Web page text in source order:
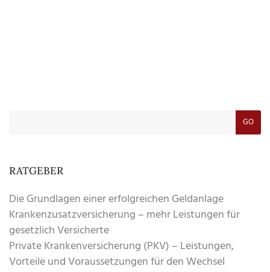
GO
RATGEBER
Die Grundlagen einer erfolgreichen Geldanlage
Krankenzusatzversicherung – mehr Leistungen für
gesetzlich Versicherte
Private Krankenversicherung (PKV) – Leistungen,
Vorteile und Voraussetzungen für den Wechsel